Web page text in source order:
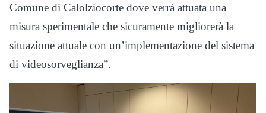
Comune di Calolziocorte dove verrà attuata una
misura sperimentale che sicuramente migliorerà la
situazione attuale con un’implementazione del sistema
di videosorveglianza”.